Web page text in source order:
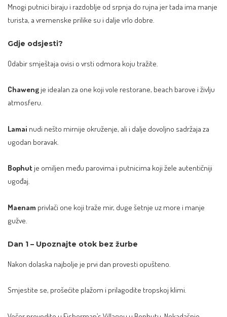
Mnogi putnici biraju i razdoblje od srpnja do rujna jer tada ima manje
turista, a vremenske prilike su i dalje vrlo dobre.
Gdje odsjesti?
Odabir smještaja ovisi o vrsti odmora koju tražite.
Chaweng je idealan za one koji vole restorane, beach barove i življu
atmosferu.
Lamai nudi nešto mirnije okruženje, ali i dalje dovoljno sadržaja za
ugodan boravak.
Bophut je omiljen među parovima i putnicima koji žele autentičniji
ugođaj.
Maenam privlači one koji traže mir, duge šetnje uz more i manje
gužve.
Dan 1 – Upoznajte otok bez žurbe
Nakon dolaska najbolje je prvi dan provesti opušteno.
Smjestite se, prošećite plažom i prilagodite tropskoj klimi.